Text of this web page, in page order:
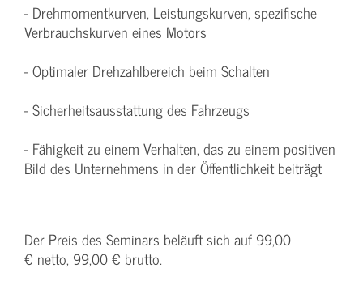
- Drehmomentkurven, Leistungskurven, spezifische
Verbrauchskurven eines Motors
- Optimaler Drehzahlbereich beim Schalten
- Sicherheitsausstattung des Fahrzeugs
- Fähigkeit zu einem Verhalten, das zu einem positiven
Bild des Unternehmens in der Öffentlichkeit beiträgt
Der Preis des Seminars beläuft sich auf 99,00
€ netto, 99,00 € brutto.